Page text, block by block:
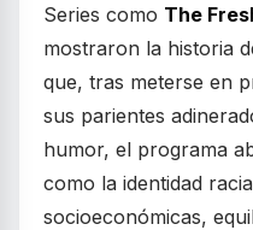
Series como The
mostraron la historia
que, tras meterse en
sus parientes
humor, el programa
como la identidad
socioeconómicas,